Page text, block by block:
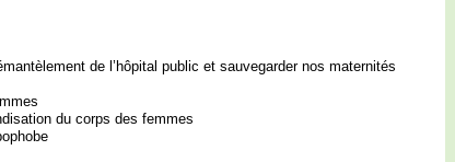
de l’hôpital public et sauvegarder nos maternités
du corps des femmes